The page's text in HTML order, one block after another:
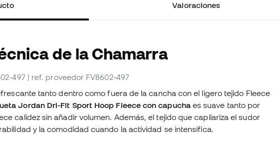
Valoraciones
de la Chamarra
497 | ref. proveedor FV8602-497
tanto dentro como fuera de la cancha con el ligero tejido Fleece
Jordan Dri-Fit Sport Hoop Fleece con capuchaes suave tanto por
calidez sin añadir volumen. Además, el tejido que capilariza el sudor
y la comodidad cuando la actividad se intensifica.